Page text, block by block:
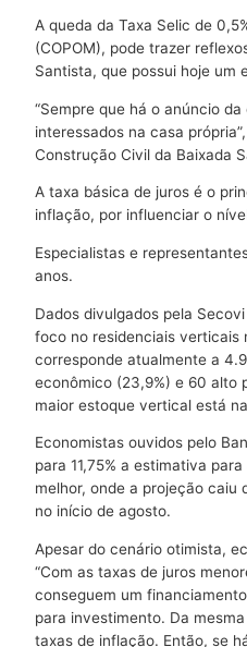
A queda da Taxa Selic de
(COPOM), pode trazer
Santista, que possui hoje um
“Sempre que há o anúncio
interessados na casa
Construção Civil da Baixada
A taxa básica de juros é o
inflação, por influenciar o
Especialistas e
anos.
Dados divulgados pela
foco no residenciais verticais
corresponde atualmente a
econômico (23,9%) e 60 alto
maior estoque vertical está
Economistas ouvidos pelo
para 11,75% a estimativa
melhor, onde a projeção caiu
no início de agosto.
Apesar do cenário otimista,
“Com as taxas de juros
conseguem um
para investimento. Da
taxas de inflação. Então, se